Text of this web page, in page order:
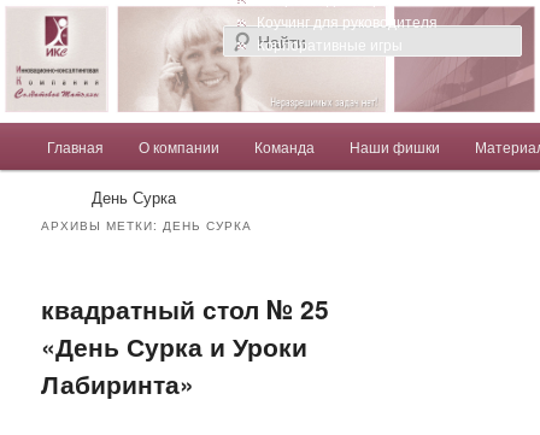
Солдатова Татьяна
Компания Солдатовой Татьяны
Главное менюПерейти к основному содержимому
Перейти к дополнительному содержимому
Главная О компании Команда Наши фишки
Коучинг для руководителя
Корпоративные игры
День Сурка
АРХИВЫ МЕТКИ:ДЕНЬ СУРКА
квадратный стол № 25
«День Сурка и Уроки
Лабиринта»